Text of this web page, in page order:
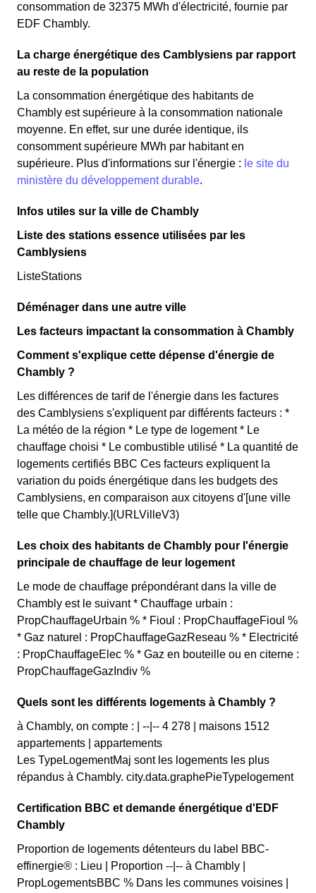
consommation de 32375 MWh d'électricité, fournie par
EDF Chambly.
La charge énergétique des Camblysiens par rapport
au reste de la population
La consommation énergétique des habitants de
Chambly est supérieure à la consommation nationale
moyenne. En effet, sur une durée identique, ils
consomment supérieure MWh par habitant en
supérieure. Plus d'informations sur l'énergie : le site du
ministère du développement durable.
Infos utiles sur la ville de Chambly
Liste des stations essence utilisées par les
Camblysiens
ListeStations
Déménager dans une autre ville
Les facteurs impactant la consommation à Chambly
Comment s'explique cette dépense d'énergie de
Chambly ?
Les différences de tarif de l'énergie dans les factures
des Camblysiens s'expliquent par différents facteurs : *
La météo de la région * Le type de logement * Le
chauffage choisi * Le combustible utilisé * La quantité de
logements certifiés BBC Ces facteurs expliquent la
variation du poids énergétique dans les budgets des
Camblysiens, en comparaison aux citoyens d'[une ville
telle que Chambly.](URLVilleV3)
Les choix des habitants de Chambly pour l'énergie
principale de chauffage de leur logement
Le mode de chauffage prépondérant dans la ville de
Chambly est le suivant * Chauffage urbain :
PropChauffageUrbain % * Fioul : PropChauffageFioul %
* Gaz naturel : PropChauffageGazReseau % * Electricité
: PropChauffageElec % * Gaz en bouteille ou en citerne :
PropChauffageGazIndiv %
Quels sont les différents logements à Chambly ?
à Chambly, on compte : | --|-- 4 278 | maisons 1512
appartements | appartements
Les TypeLogementMaj sont les logements les plus
répandus à Chambly. city.data.graphePieTypelogement
Certification BBC et demande énergétique d'EDF
Chambly
Proportion de logements détenteurs du label BBC-
effinergie® : Lieu | Proportion --|-- à Chambly |
PropLogementsBBC % Dans les communes voisines |